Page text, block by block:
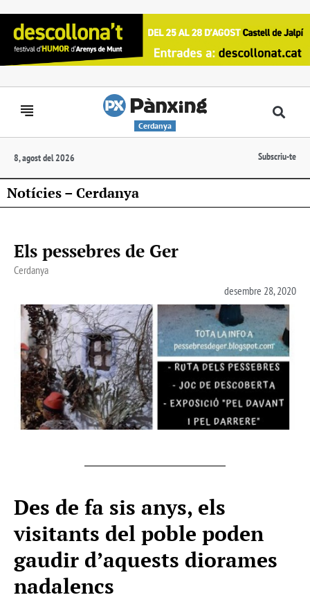
Cerdanya
8, agost del 2026 Subscriu-te
Notícies – Cerdanya
Els pessebres de Ger
Cerdanya
desembre 28, 2020
Des de fa sis anys, els
visitants del poble poden
gaudir d’aquests diorames
nadalencs